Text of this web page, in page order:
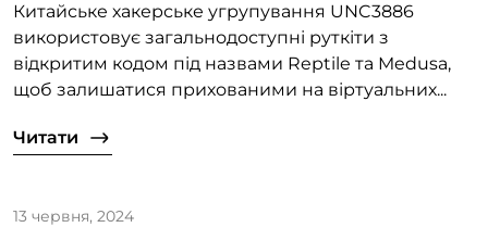
Китайське хакерське угрупування UNC3886
використовує загальнодоступні руткіти з
відкритим кодом під назвами Reptile та Medusa,
щоб залишатися прихованими на віртуальних...
Читати
13 червня, 2024